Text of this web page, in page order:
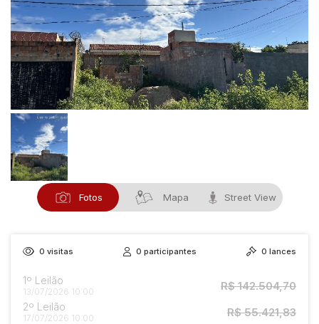
Fotos Mapa Street View
0 visitas 0 participantes 0 lances
1º Leilão
13/07/2026 10:00 R$ 142.504,70
2º Leilão
17/07/2026 10:00 R$ 55.421,83